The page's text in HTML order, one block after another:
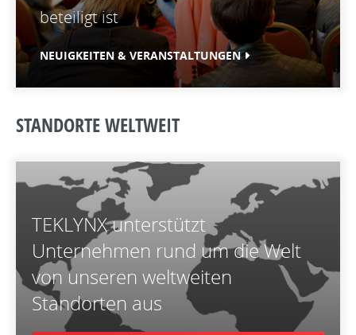
beteiligt ist
NEUIGKEITEN & VERANSTALTUNGEN
STANDORTE WELTWEIT
TEKLYNX unterstützt
Unternehmen rund um die Welt
von unseren weltweiten
Standorten aus